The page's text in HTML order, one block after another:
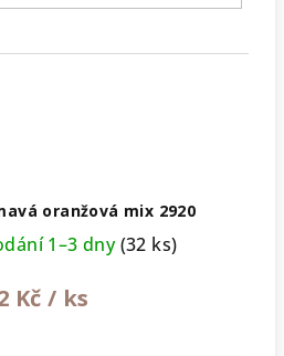
oranžová mix 2920
1–3 dny(32 ks)
Kč / ks